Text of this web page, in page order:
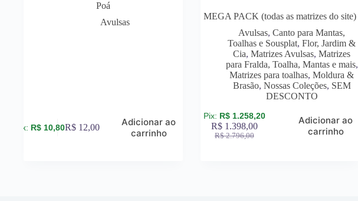
Poá
Avulsas
R$ 10,80R$ 12,00
Adicionar ao
carrinho
MEGA PACK (todas as matrizes do site)
Avulsas,Canto para Mantas,
Toalhas e Sousplat,Flor, Jardim &
Cia,Matrizes Avulsas,Matrizes
para Fralda, Toalha, Mantas e mais,
Matrizes para toalhas,Moldura &
Brasão, Nossas Coleções, SEM
DESCONTO
R$1.258,20
R$2.796,00
R$1.398,00
Adicionar ao
carrinho